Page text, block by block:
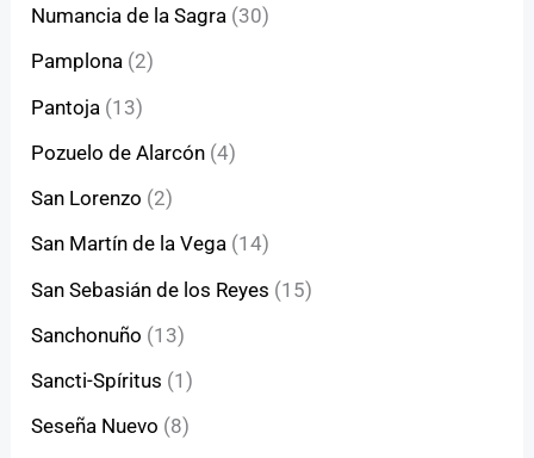
Numancia de la Sagra (30)
Pamplona (2)
Pantoja (13)
Pozuelo de Alarcón (4)
San Lorenzo (2)
San Martín de la Vega (14)
San Sebasián de los Reyes (15)
Sanchonuño (13)
Sancti-Spíritus (1)
Seseña Nuevo (8)